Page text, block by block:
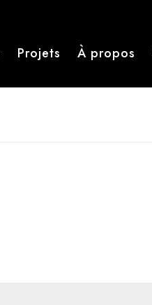
Projets À propos